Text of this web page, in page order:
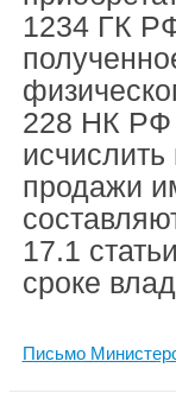
1234 ГК
228 НК РФ
продажи
17.1
сроке
Письмо